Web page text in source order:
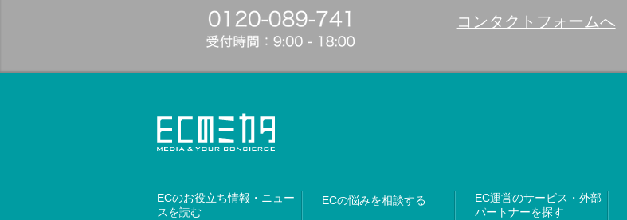
コンタクトフォームへ
ECのお役立ち情報・ニュー
スを読む
ECの悩みを相談する
EC運営のサービス・外部
パートナーを探す